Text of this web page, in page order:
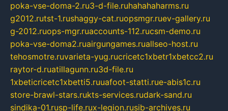
poka-vse-doma-2.ru3-d-file.ruhahahaharms.ru
g2012.rutst-1.rushaggy-cat.ruopsmgr.ruev-gallery.ru
g-2012.ruops-mgr.ruaccounts-112.rucsm-demo.ru
poka-vse-doma2.ruairgungames.ruallseo-host.ru
tehosmotre.ruvarieta-yug.rucricetc1xbetr1xbetcc2.ru
raytor-d.ruatillagunn.ru3d-file.ru
1xbeticricetc1xbetti5.ruuafoot-statti.rue-abis1c.ru
store-brawl-stars.rukts-services.rudark-sand.ru
sindika-01.rusp-life.rux-legion.rusib-archives.ru